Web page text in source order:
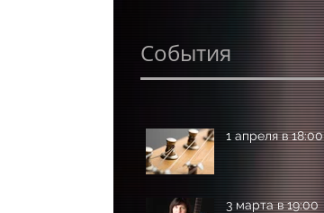
События
1 апреля в 18:00
3 марта в 19:00